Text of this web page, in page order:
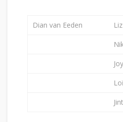
Dian van Eeden